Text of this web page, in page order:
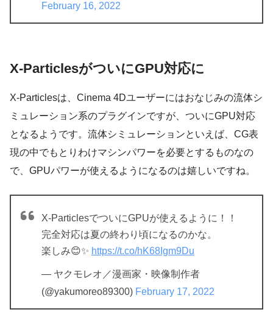
February 16, 2022
X-ParticlesがついにGPU対応に
X-Particlesは、Cinema 4Dユーザーにはおなじみの流体シ
ミュレーション系のプラグインですが、ついにGPU対応
となるようです。流体シミュレーションといえば、CG表
現の中でもとりわけマシンパワーを必要とするものなの
で、GPUパワーが使えるようになるのは嬉しいですね。
X-ParticlesでついにGPUが使えるように！！
完全対応は夏の終わり頃になるのかな。
楽しみ😊✨ https://t.co/hK68Igm9Du
— ヤクモレオ／漫画家・映像制作者
(@yakumoreo89300) February 17, 2022